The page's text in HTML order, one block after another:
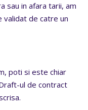
sau in afara tarii, am
validat de catre un
poti si este chiar
ul de contract